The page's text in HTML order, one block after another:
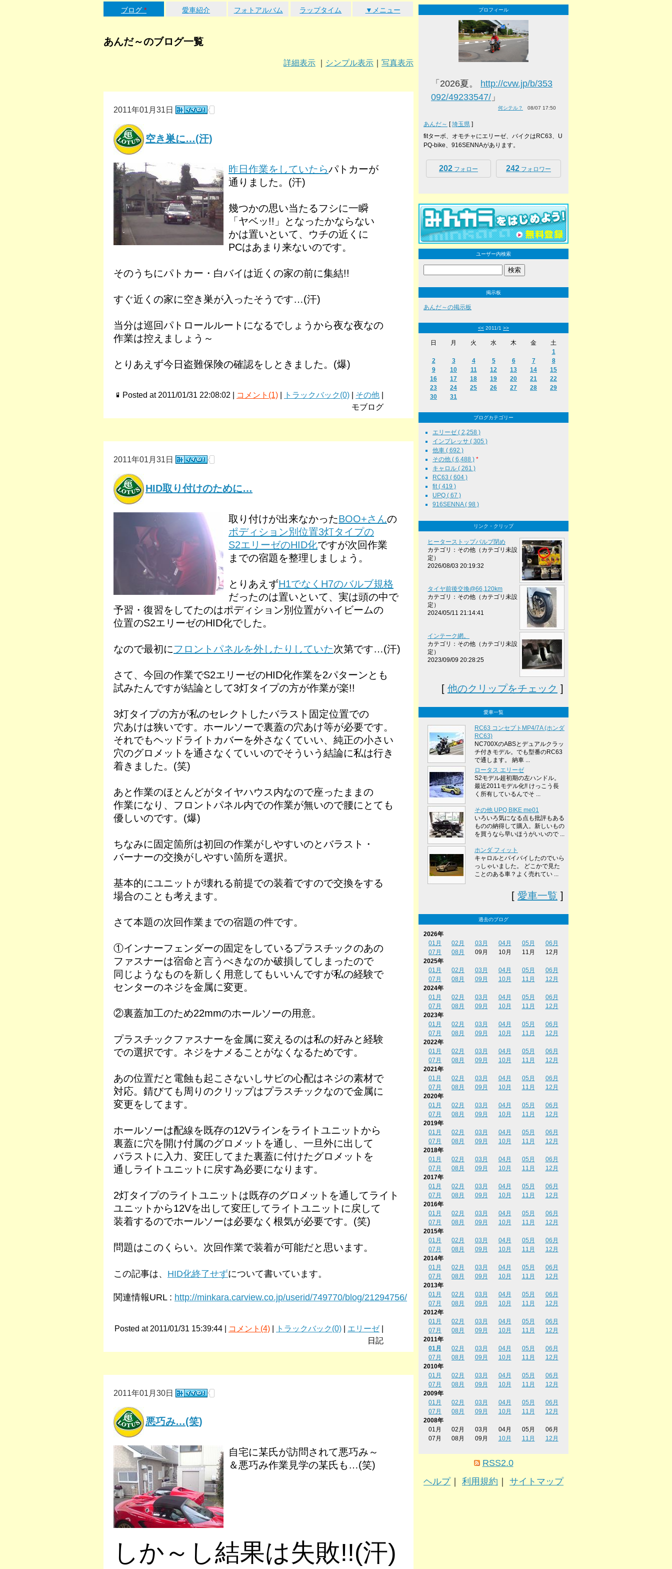
ブログ* 愛車紹介 フォトアルバム ラップタイム ▼メニュー
あんだ～のブログ一覧
詳細表示 シンプル表示 写真表示
2011年01月31日
空き巣に…(汗)
昨日作業をしていたらパトカーが
通りました。(汗)
幾つかの思い当たるフシに一瞬
「ヤベッ!!」となったかならない
かは置いといて、ウチの近くに
PCはあまり来ないのです。
そのうちにパトカー・白バイは近くの家の前に集結!!
すぐ近くの家に空き巣が入ったそうです…(汗)
当分は巡回パトロールルートになるでしょうから夜な夜なの
作業は控えましょう～
とりあえず今日盗難保険の確認をしときました。(爆)
Posted at 2011/01/31 22:08:02 | コメント(1) トラックバック(0) その他
モブログ
2011年01月31日
HID取り付けのために…
取り付けが出来なかったBOO+さんの
ポディション別位置3灯タイプの
S2エリーゼのHID化ですが次回作業
までの宿題を整理しましょう。
とりあえずH1でなくH7のバルブ規格
だったのは置いといて、実は頭の中で
予習・復習をしてたのはポディション別位置がハイビームの
位置のS2エリーゼのHID化でした。
なので最初にフロントパネルを外したりしていた次第です…(汗)
さて、今回の作業でS2エリーゼのHID化作業を2パターンとも
試みたんですが結論として3灯タイプの方が作業が楽!!
3灯タイプの方が私のセレクトしたバラスト固定位置での
穴あけは狭いです。ホールソーで裏蓋の穴あけ等が必要です。
それでもヘッドライトカバーを外さなくていい、純正の小さい
穴のグロメットを通さなくていいのでそういう結論に私は行き
着きました。(笑)
あと作業のほとんどがタイヤハウス内なので座ったままの
作業になり、フロントパネル内での作業が無いので腰にとても
優しいのです。(爆)
ちなみに固定箇所は初回の作業がしやすいのとバラスト・
バーナーの交換がしやすい箇所を選択。
基本的にユニットが壊れる前提での装着ですので交換をする
場合のことも考えます。
さて本題の次回作業までの宿題の件です。
①インナーフェンダーの固定をしているプラスチックのあの
ファスナーは宿命と言うべきなのか破損してしまったので
同じようなものを新しく用意してもいいんですが私の経験で
センターのネジを金属に変更。
②裏蓋加工のため22mmのホールソーの用意。
プラスチックファスナーを金属に変えるのは私の好みと経験
での選択です。ネジをナメることがなくなるためです。
あの位置だと電蝕も起こさないしサビの心配はネジの素材で
対応。錆びても周りのクリップはプラスチックなので金属に
変更をしてます。
ホールソーは配線を既存の12Vラインをライトユニットから
裏蓋に穴を開け付属のグロメットを通し、一旦外に出して
バラストに入力、変圧してまた裏蓋に付けたグロメットを
通しライトユニットに戻す為必要になります。
2灯タイプのライトユニットは既存のグロメットを通してライト
ユニットから12Vを出して変圧してライトユニットに戻して
装着するのでホールソーは必要なく根気が必要です。(笑)
問題はこのくらい。次回作業で装着が可能だと思います。
この記事は、 HID化終了せずについて書いています。
関連情報URL : http://minkara.carview.co.jp/userid/749770/blog/21294756/
Posted at 2011/01/31 15:39:44 | コメント(4) トラックバック(0) エリーゼ|
日記
2011年01月30日
悪巧み…(笑)
自宅に某氏が訪問されて悪巧み～
＆悪巧み作業見学の某氏も…(笑)
しか～し結果は失敗!!(汗)
プロフィール
「2026夏。 http://cvw.jp/b/353
092/49233547/ 」
何シテル？ 08/07 17:50
あんだ～ [埼玉県 ]
fitターボ、オモチャにエリーゼ、バイクはRC63、U
PQ-bike、916SENNAがあります。
202 フォロー 242 フォロワー
ユーザー内検索
掲示板
あんだ～の掲示板
<< 2011/1 >>
日 月 火 水 木 金
土
1
2
3 4 5 6 7
8
9
10 11 12 13 14
15
16
17 18 19 20 21
22
23
24 25 26 27 28
29
30
31
ブログカテゴリー
エリーゼ ( 2,258 )
インプレッサ ( 305 )
他車 ( 692 )
その他 ( 6,488 ) *
キャロル ( 261 )
RC63 ( 604 )
fit ( 419 )
UPQ ( 67 )
916SENNA ( 98 )
リンク・クリップ
ヒーターストップバルブ閉め
カテゴリ：その他（カテゴリ未設
定）
2026/08/03 20:19:32
タイヤ前後交換@66,120km
カテゴリ：その他（カテゴリ未設
定）
2024/05/11 21:14:41
インテーク網。
カテゴリ：その他（カテゴリ未設
定）
2023/09/09 20:28:25
[ 他のクリップをチェック ]
愛車一覧
RC63 コンセプトMP4/7A (ホンダ
RC63)
NC700XのABSとデュアルクラッ
チ付きモデル。でも型番のRC63
で通します。 納車 ...
ロータス エリーゼ
S2モデル超初期の左ハンドル。
最近2011モデル化!! けっこう長
く所有しているんでそ ...
その他 UPQ BIKE me01
いろいろ気になる点も批評もある
ものの納得して購入。新しいもの
を買うなら早いほうがいいので ...
ホンダ フィット
キャロルとバイバイしたのでいら
っしゃいました。 どこかで見た
ことのある車？よく売れてい ...
[ 愛車一覧 ]
過去のブログ
2026年
01月
02月 03月 04月 05月
06月
07月
08月 09月 10月 11月
12月
2025年
01月
02月 03月 04月 05月
06月
07月
08月 09月 10月 11月
12月
2024年
01月
02月 03月 04月 05月
06月
07月
08月 09月 10月 11月
12月
2023年
01月
02月 03月 04月 05月
06月
07月
08月 09月 10月 11月
12月
2022年
01月
02月 03月 04月 05月
06月
07月
08月 09月 10月 11月
12月
2021年
01月
02月 03月 04月 05月
06月
07月
08月 09月 10月 11月
12月
2020年
01月
02月 03月 04月 05月
06月
07月
08月 09月 10月 11月
12月
2019年
01月
02月 03月 04月 05月
06月
07月
08月 09月 10月 11月
12月
2018年
01月
02月 03月 04月 05月
06月
07月
08月 09月 10月 11月
12月
2017年
01月
02月 03月 04月 05月
06月
07月
08月 09月 10月 11月
12月
2016年
01月
02月 03月 04月 05月
06月
07月
08月 09月 10月 11月
12月
2015年
01月
02月 03月 04月 05月
06月
07月
08月 09月 10月 11月
12月
2014年
01月
02月 03月 04月 05月
06月
07月
08月 09月 10月 11月
12月
2013年
01月
02月 03月 04月 05月
06月
07月
08月 09月 10月 11月
12月
2012年
01月
02月 03月 04月 05月
06月
07月
08月 09月 10月 11月
12月
2011年
01月
02月 03月 04月 05月
06月
07月
08月 09月 10月 11月
12月
2010年
01月
02月 03月 04月 05月
06月
07月
08月 09月 10月 11月
12月
2009年
01月
02月 03月 04月 05月
06月
07月
08月 09月 10月 11月
12月
2008年
01月
02月 03月 04月 05月
06月
07月
08月 09月 10月 11月 12月
RSS2.0
ヘルプ｜ 利用規約 サイトマップ